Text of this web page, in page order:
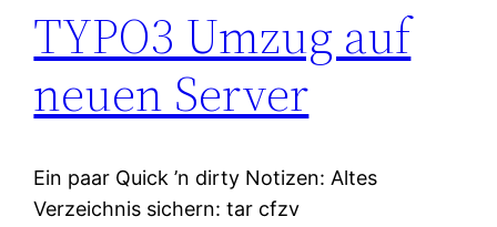
TYPO3 Umzug auf
neuen Server
Ein paar Quick ’n dirty Notizen: Altes
Verzeichnis sichern: tar cfzv